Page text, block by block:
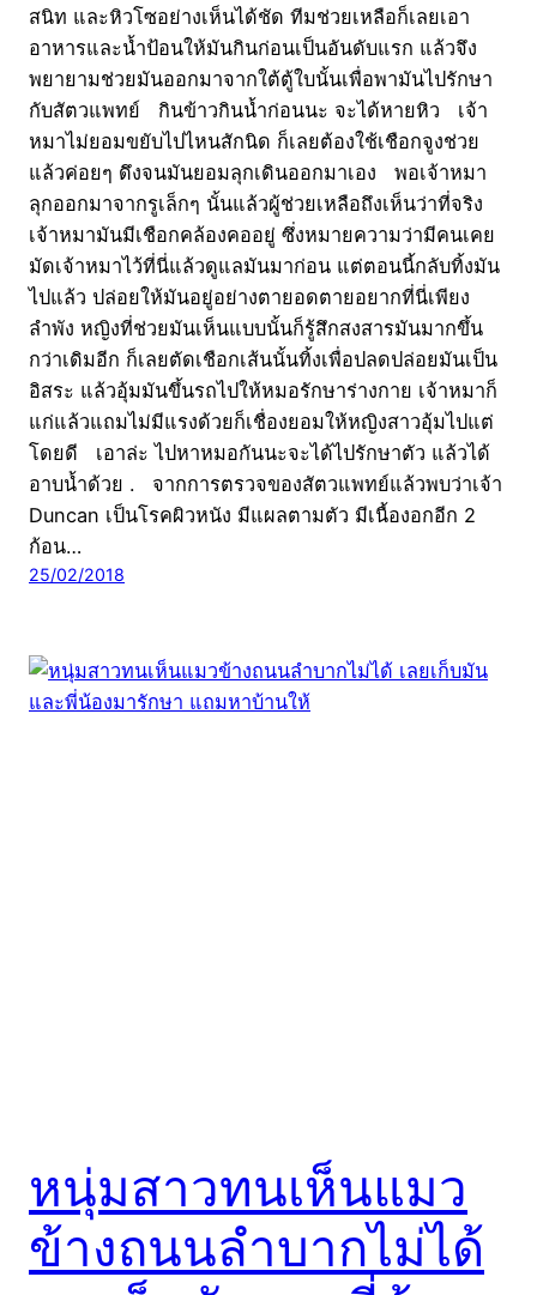
สนิท และหิวโซอย่างเห็นได้ชัด ทีมช่วยเหลือก็เลยเอา
อาหารและน้ำป้อนให้มันกินก่อนเป็นอันดับแรก แล้วจึง
พยายามช่วยมันออกมาจากใต้ตู้ใบนั้นเพื่อพามันไปรักษา
กับสัตวแพทย์ กินข้าวกินน้ำก่อนนะ จะได้หายหิว เจ้า
หมาไม่ยอมขยับไปไหนสักนิด ก็เลยต้องใช้เชือกจูงช่วย
แล้วค่อยๆ ดึงจนมันยอมลุกเดินออกมาเอง พอเจ้าหมา
ลุกออกมาจากรูเล็กๆ นั้นแล้วผู้ช่วยเหลือถึงเห็นว่าที่จริง
เจ้าหมามันมีเชือกคล้องคออยู่ ซึ่งหมายความว่ามีคนเคย
มัดเจ้าหมาไว้ที่นี่แล้วดูแลมันมาก่อน แต่ตอนนี้กลับทิ้งมัน
ไปแล้ว ปล่อยให้มันอยู่อย่างตายอดตายอยากที่นี่เพียง
ลำพัง หญิงที่ช่วยมันเห็นแบบนั้นก็รู้สึกสงสารมันมากขึ้น
กว่าเดิมอีก ก็เลยตัดเชือกเส้นนั้นทิ้งเพื่อปลดปล่อยมันเป็น
อิสระ แล้วอุ้มมันขึ้นรถไปให้หมอรักษาร่างกาย เจ้าหมาก็
แก่แล้วแถมไม่มีแรงด้วยก็เชื่องยอมให้หญิงสาวอุ้มไปแต่
โดยดี เอาล่ะ ไปหาหมอกันนะจะได้ไปรักษาตัว แล้วได้
อาบน้ำด้วย . จากการตรวจของสัตวแพทย์แล้วพบว่าเจ้า
Duncan เป็นโรคผิวหนัง มีแผลตามตัว มีเนื้องอกอีก 2
ก้อน…
25/02/2018
หนุ่มสาวทนเห็นแมว
ข้างถนนลำบากไม่ได้